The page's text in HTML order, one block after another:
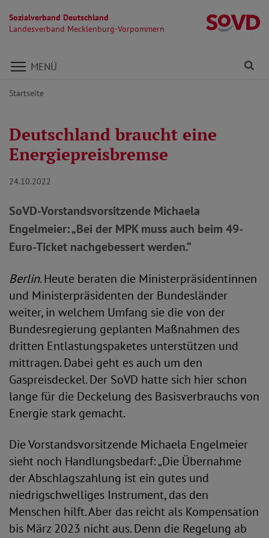
Sozialverband Deutschland
Landesverband Mecklenburg-Vorpommern
Direkt zu den Inhalten springen
MENÜ
Startseite
Deutschland braucht eine
Energiepreisbremse
24.10.2022
SoVD-Vorstandsvorsitzende Michaela
Engelmeier: „Bei der MPK muss auch beim 49-
Euro-Ticket nachgebessert werden.“
Berlin. Heute beraten die Ministerpräsidentinnen
und Ministerpräsidenten der Bundesländer
weiter, in welchem Umfang sie die von der
Bundesregierung geplanten Maßnahmen des
dritten Entlastungspaketes unterstützen und
mittragen. Dabei geht es auch um den
Gaspreisdeckel. Der SoVD hatte sich hier schon
lange für die Deckelung des Basisverbrauchs von
Energie stark gemacht.
Die Vorstandsvorsitzende Michaela Engelmeier
sieht noch Handlungsbedarf: „Die Übernahme
der Abschlagszahlung ist ein gutes und
niedrigschwelliges Instrument, das den
Menschen hilft. Aber das reicht als Kompensation
bis März 2023 nicht aus. Denn die Regelung ab